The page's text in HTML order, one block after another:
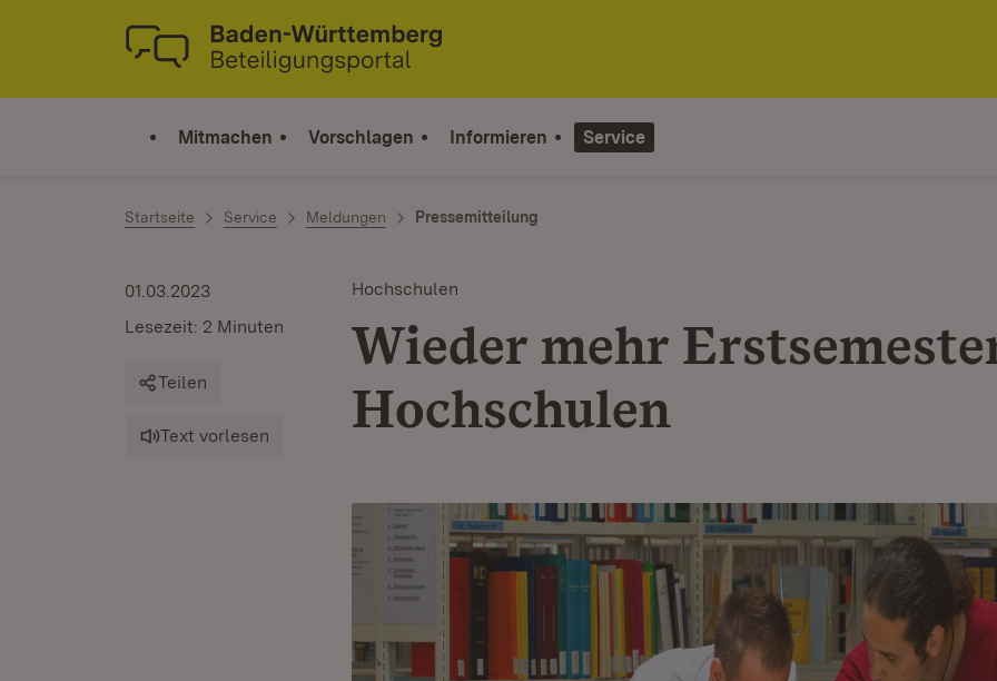
Zum Inhalt springen
Link zur Startseite
Mitmachen Vorschlagen Informieren Service
Startseite Service Meldungen Pressemitteilung
Hochschulen
Wieder mehr
Hochschulen
01.03.2023
Lesezeit: 2 Minuten
Teilen
Text vorlesen